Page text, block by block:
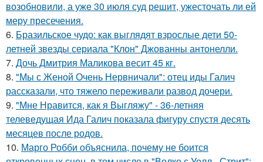
возобновили, а уже 30 июля суд решит, ужесточать ли ей
меру пресечения.
6. Бразильское чудо: как выглядят взрослые дети 50-
летней звезды сериала "Клон" Джованны антонелли.
7. Дочь Дмитрия Маликова весит 45 кг.
8. "Мы с Женой Очень Нервничали": отец иды Галич
рассказали, что тяжело переживали развод дочери.
9. "Мне Нравится, как я Выгляжу" - 36-летняя
телеведущая Ида Галич показала фигуру спустя десять
месяцев после родов.
10. Марго Робби объяснила, почему не боится